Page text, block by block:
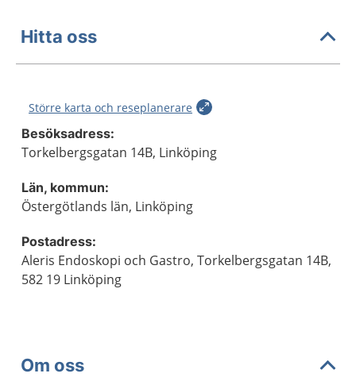
Hitta oss
Större karta och reseplanerare
Besöksadress:
Torkelbergsgatan 14B, Linköping
Län, kommun:
Östergötlands län, Linköping
Postadress:
Aleris Endoskopi och Gastro, Torkelbergsgatan 14B,
582 19 Linköping
Om oss